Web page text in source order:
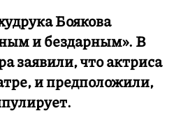
Боякова
и бездарным». В
заявили, что актриса
и предположили,